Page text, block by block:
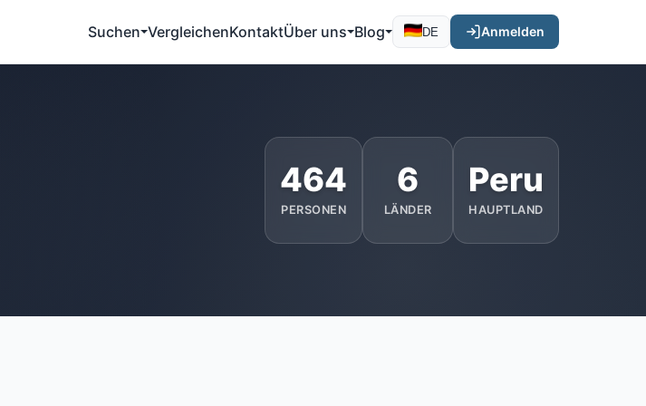
Suchen VergleichenKontaktÜber uns Blog DE Anmelden
464
PERSONEN
6
LÄNDER
Peru
HAUPTLAND